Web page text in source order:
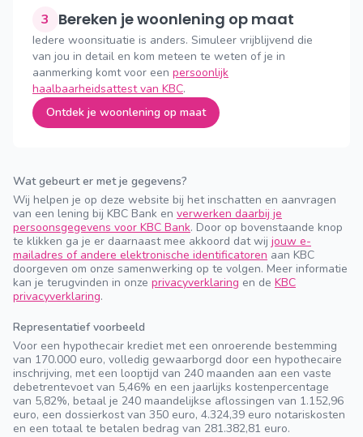
3 Bereken je woonlening op maat
Iedere woonsituatie is anders. Simuleer vrijblijvend die
van jou in detail en kom meteen te weten of je in
aanmerking komt voor een persoonlijk
haalbaarheidsattest van KBC.
Ontdek je woonlening op maat
Wat gebeurt er met je gegevens?
Wij helpen je op deze website bij het inschatten en aanvragen
van een lening bij KBC Bank en verwerken daarbij je
persoonsgegevens voor KBC Bank. Door op bovenstaande knop
te klikken ga je er daarnaast mee akkoord dat wij jouw e-
mailadres of andere elektronische identificatoren aan KBC
doorgeven om onze samenwerking op te volgen. Meer informatie
kan je terugvinden in onze privacyverklaring en de KBC
privacyverklaring.
Representatief voorbeeld
Voor een hypothecair krediet met een onroerende bestemming
van 170.000 euro, volledig gewaarborgd door een hypothecaire
inschrijving, met een looptijd van 240 maanden aan een vaste
debetrentevoet van 5,46% en een jaarlijks kostenpercentage
van 5,82%, betaal je 240 maandelijkse aflossingen van 1.152,96
euro, een dossierkost van 350 euro, 4.324,39 euro notariskosten
en een totaal te betalen bedrag van 281.382,81 euro.